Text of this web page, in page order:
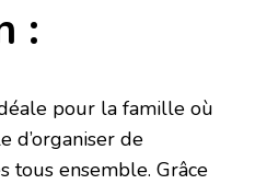
:
pour la famille où
d’organiser de
tous ensemble. Grâce